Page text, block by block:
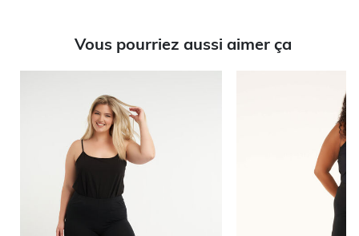
Vous pourriez aussi aimer ça